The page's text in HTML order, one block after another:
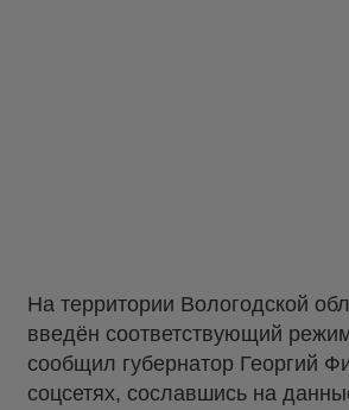
На территории Вологодской
введён соответствующий
сообщил губернатор Георгий
соцсетях, сославшись на